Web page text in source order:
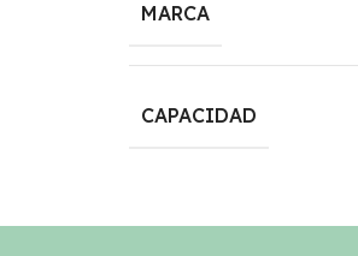
MARCA
CAPACIDAD